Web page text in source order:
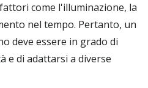
come l'illuminazione, la
nel tempo. Pertanto, un
deve essere in grado di
e di adattarsi a diverse